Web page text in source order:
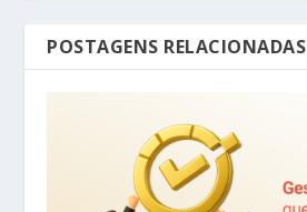
POSTAGENS RELACIONADAS